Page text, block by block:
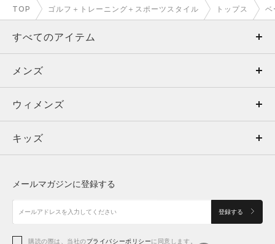
TOP ゴルフ＋トレーニング＋スポーツスタイル トップス ベ
すべてのアイテム
メンズ
ウィメンズ
キッズ
アクセサリー
メンズ
トップス
ボトムス
アクセサリー
ウィメンズ
トップス
シューズ
アクセサリー
キッズ
シューズ
メールマガジンに登録する
登録する
購読の際は、当社のプライバシーポリシーに同意します。